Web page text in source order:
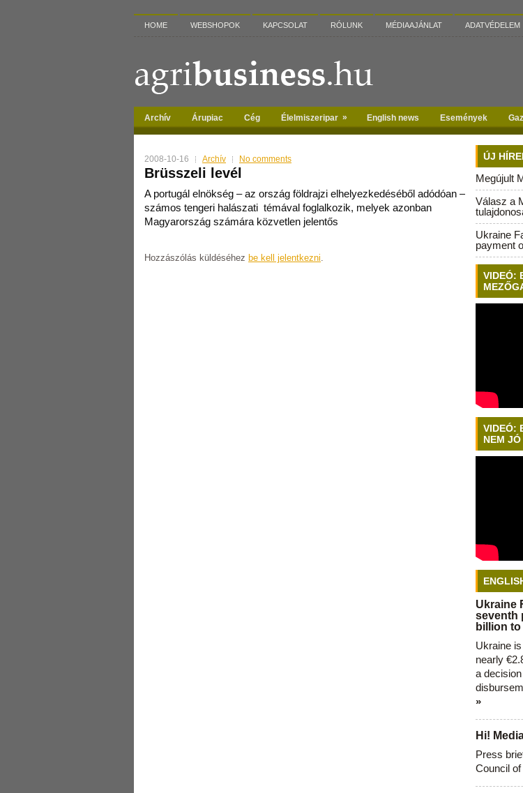
HOME WEBSHOPOK KAPCSOLAT RÓLUNK MÉDIAAJÁNLAT ADATVÉDELEM
Archív Árupiac Cég Élelmiszeripar » English news Események
2008-10-16 Archív No comments
Brüsszeli levél
A portugál elnökség – az ország földrajzi elhelyezkedéséből adódóan –
számos tengeri halászati témával foglalkozik, melyek azonban
Magyarország számára közvetlen jelentős
Hozzászólás küldéséhez be kell jelentkezni.
ÚJ
Megújult
Válasz a
Ukraine
payment
VIDEÓ:
VIDEÓ:
NEM
Ukraine
seventh
billion
Ukraine
nearly
a
»
Hi!
Press
Council